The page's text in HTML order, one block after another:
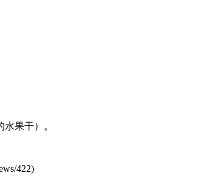
果干）。
422)